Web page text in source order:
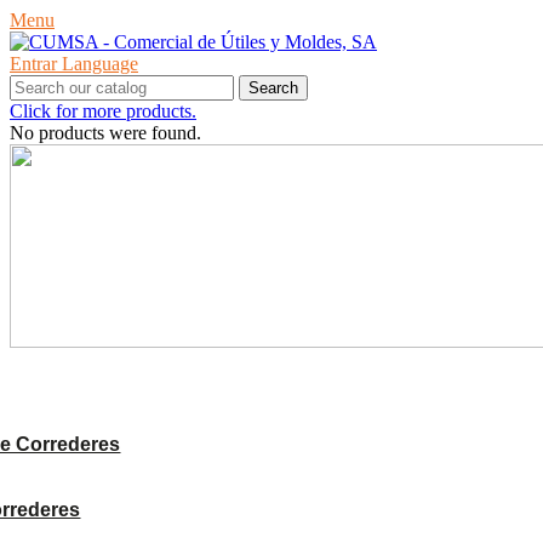
Menu
Entrar Language
Search
Click for more products.
No products were found.
Correderes